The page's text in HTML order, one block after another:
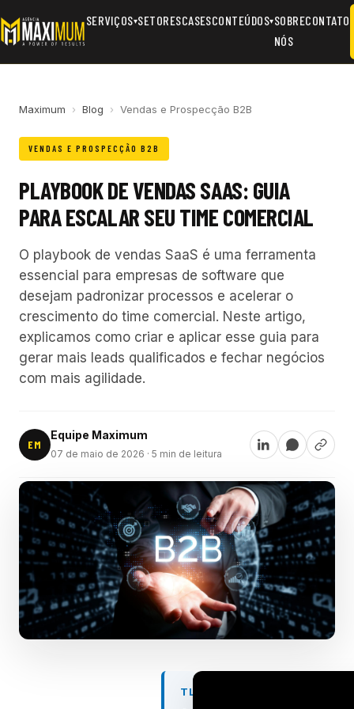
SERVIÇOS▾SETORESCASESCONTEÚDOS▾SOBRE
NÓS
CONTATO
Maximum › Blog › Vendas e Prospecção B2B
VENDAS E PROSPECÇÃO B2B
PLAYBOOK DE VENDAS SAAS: GUIA
PARA ESCALAR SEU TIME COMERCIAL
O playbook de vendas SaaS é uma ferramenta
essencial para empresas de software que
desejam padronizar processos e acelerar o
crescimento do time comercial. Neste artigo,
explicamos como criar e aplicar esse guia para
gerar mais leads qualificados e fechar negócios
com mais agilidade.
EM
Equipe Maximum
07 de maio de 2026 · 5 min de leitura
TL;DR